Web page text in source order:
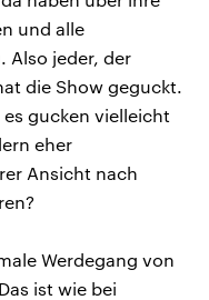
und alle
Also jeder, der
die Show geguckt.
es gucken vielleicht
eher
Ansicht nach
Werdegang von
ist wie bei